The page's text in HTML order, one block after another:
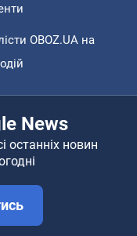
OBOZ.UA на
News
останніх новин